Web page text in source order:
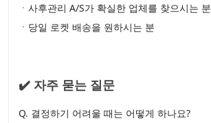
ㆍ사후관리 A/S가 확실한 업체를 찾으시는 분
ㆍ당일 로켓 배송을 원하시는 분
✔️ 자주 묻는 질문
Q. 결정하기 어려울 때는 어떻게 하나요?